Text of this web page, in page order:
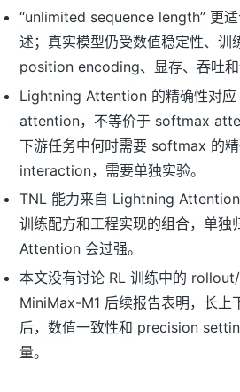
“unlimited sequence length” 更
述；真实模型仍受数值稳定性、训
position encoding、显存、吞吐和
Lightning Attention 的精确性对
attention，不等价于 softmax
下游任务中何时需要 softmax 的
interaction，需要单独实验。
TNL 能力来自 Lightning Attention
训练配方和工程实现的组合，单
Attention 会过强。
本文没有讨论 RL 训练中的
MiniMax-M1 后续报告表明，长上
后，数值一致性和 precision
量。